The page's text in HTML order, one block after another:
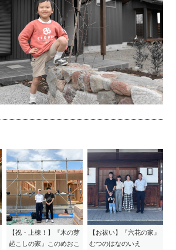
【祝・上棟！】『木の芽
起こしの家』このめおこ
【お祓い】『六花の家』
むつのはなのいえ